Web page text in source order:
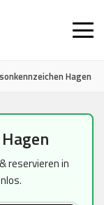
Hagen
reservieren in